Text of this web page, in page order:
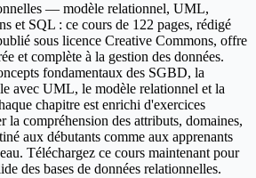
— modèle relationnel, UML,
et SQL : ce cours de 122 pages, rédigé
sous licence Creative Commons, offre
et complète à la gestion des données.
fondamentaux des SGBD, la
avec UML, le modèle relationnel et la
chapitre est enrichi d'exercices
la compréhension des attributs, domaines,
aux débutants comme aux apprenants
Téléchargez ce cours maintenant pour
des bases de données relationnelles.